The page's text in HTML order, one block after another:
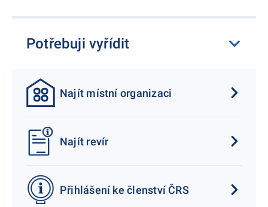
Potřebuji vyřídit
Najít místní organizaci
Najít revír
Přihlášení ke členství ČRS